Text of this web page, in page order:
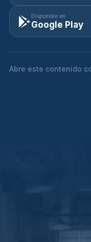
Disponible en
Google Play
Abre este contenido